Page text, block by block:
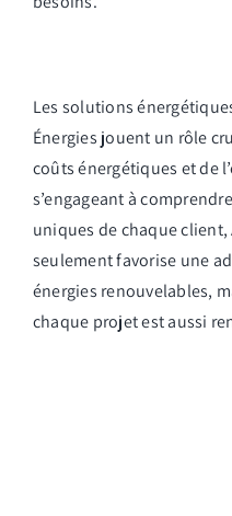
Les solutions
Énergies jouent un rôle
coûts énergétiques et de
s’engageant à
uniques de chaque client,
seulement favorise une
énergies renouvelables,
chaque projet est aussi